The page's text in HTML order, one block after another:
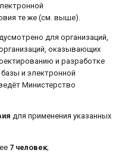
те же (см. выше).
для организаций,
оказывающих
и разработке
и электронной
Министерство
для применения указанных
7 человек;